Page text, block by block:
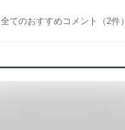
全てのおすすめコメント（2件）